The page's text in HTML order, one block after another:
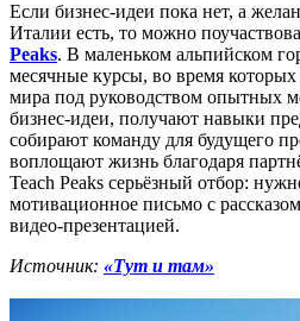
Если бизнес-идеи пока нет, а
Италии есть, то можно
Peaks. В маленьком альпийском
месячные курсы, во время
мира под руководством опытных
бизнес-идеи, получают навыки
собирают команду для будущего
воплощают жизнь благодаря
Teach Peaks серьёзный отбор:
мотивационное письмо с
видео-презентацией.
Источник: «Тут и там»